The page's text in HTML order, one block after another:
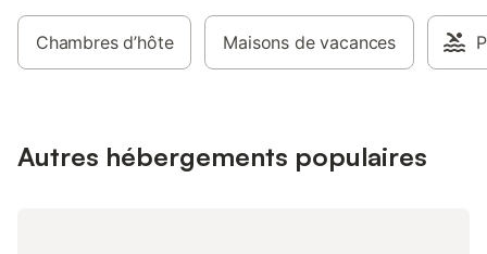
Chambres d’hôte Maisons de vacances
Autres hébergements populaires